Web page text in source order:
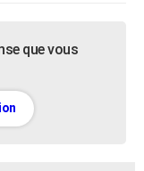
que vous